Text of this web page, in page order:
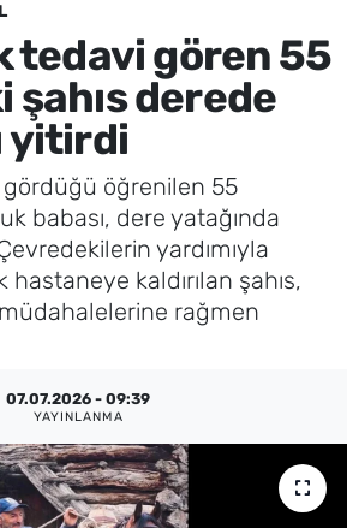
tedavi gören 55
şahıs derede
yitirdi
öğrenilen 55
babası, dere yatağında
yardımıyla
hastaneye kaldırılan şahıs,
rağmen
07.07.2026 - 09:39
YAYINLANMA
Adliye